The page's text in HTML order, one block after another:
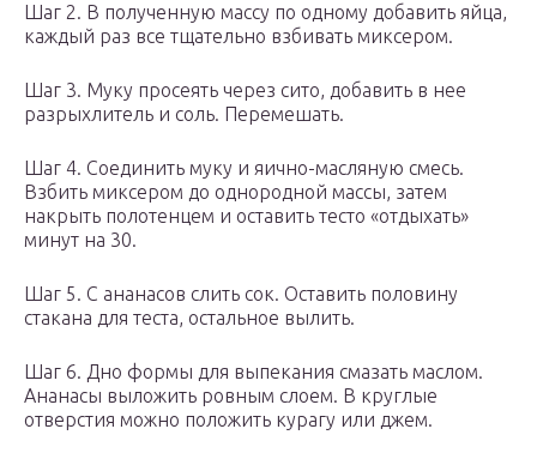
Шаг 2. В полученную массу по одному добавить яйца,
каждый раз все тщательно взбивать миксером.
Шаг 3. Муку просеять через сито, добавить в нее
разрыхлитель и соль. Перемешать.
Шаг 4. Соединить муку и яично-масляную смесь.
Взбить миксером до однородной массы, затем
накрыть полотенцем и оставить тесто «отдыхать»
минут на 30.
Шаг 5. С ананасов слить сок. Оставить половину
стакана для теста, остальное вылить.
Шаг 6. Дно формы для выпекания смазать маслом.
Ананасы выложить ровным слоем. В круглые
отверстия можно положить курагу или джем.